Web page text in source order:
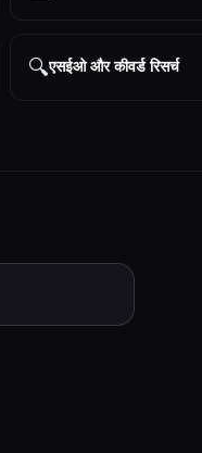
🔍एसईओ और कीवर्ड रिसर्च